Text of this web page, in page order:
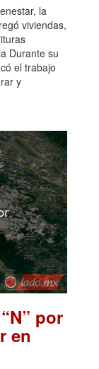
la
viviendas,
Durante su
el trabajo
y
por
en